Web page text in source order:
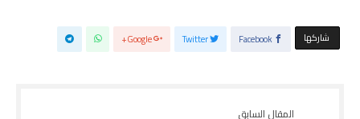
‫‫ شاركها‬ Facebook
Twitter
Google+